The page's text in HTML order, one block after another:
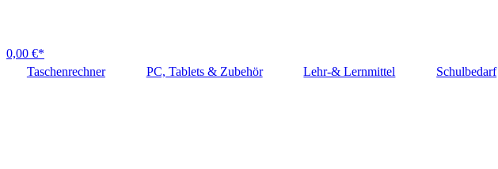
0,00 €*
Taschenrechner
PC, Tablets & Zubehör Lehr-& Lernmittel Schulbedarf